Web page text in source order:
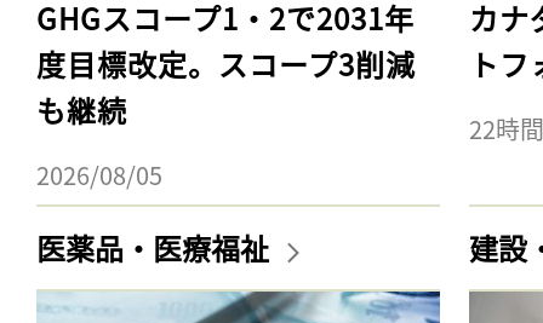
GHGスコープ1・2で2031年
度目標改定。スコープ3削減
も継続
2026/08/05
カナ
ト
22時
医薬品・医療福祉 建設